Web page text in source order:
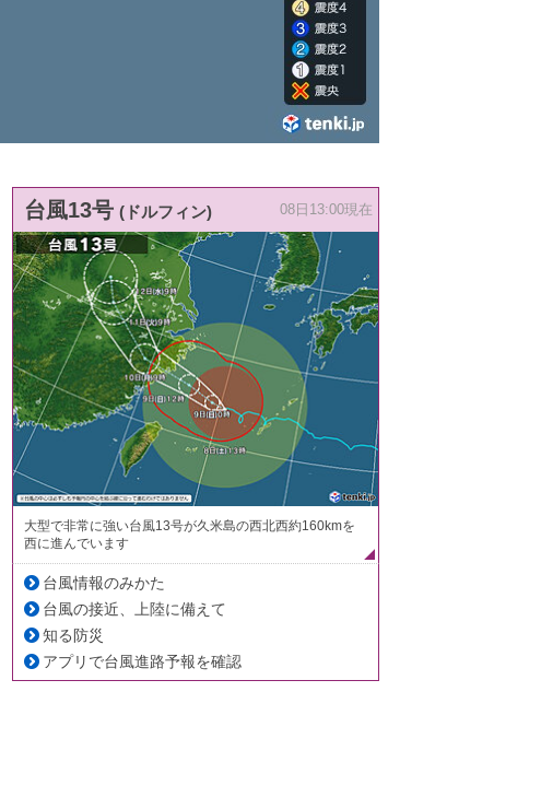
台風13号 (ドルフィン) 08日13:00現在
大型で非常に強い台風13号が久米島の西北西約160kmを
西に進んでいます
台風情報のみかた
台風の接近、上陸に備えて
知る防災
アプリで台風進路予報を確認